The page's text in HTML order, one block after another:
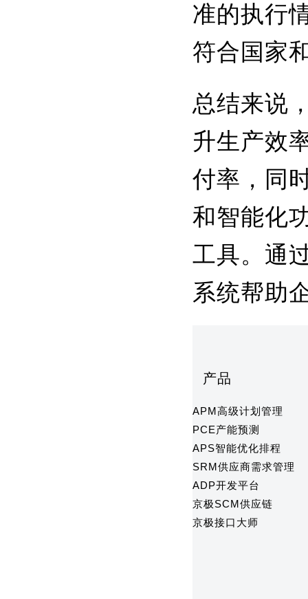
准的执行
符合国家
总结来说
升生产效
付率，同
和智能化
工具。通
系统帮助
产品
APM高级计划管理
PCE产能预测
APS智能优化排程
SRM供应商需求管理
ADP开发平台
京极SCM供应链
京极接口大师